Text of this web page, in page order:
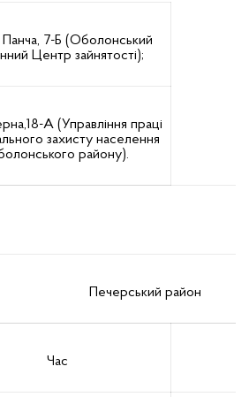
Панча, 7-Б (Оболонський
Центр зайнятості);
А (Управління праці
захисту населення
району).
Печерський район
Час